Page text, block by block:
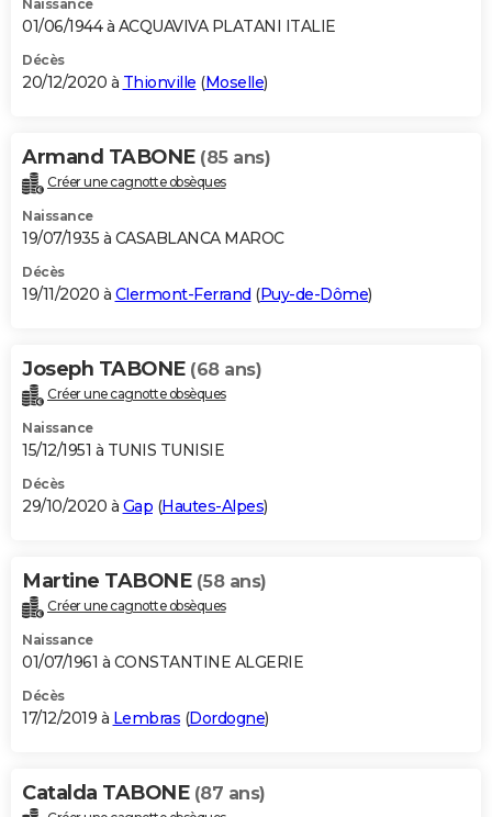
Naissance
01/06/1944 à ACQUAVIVA PLATANI ITALIE
Décès
20/12/2020 à Thionville (Moselle)
Armand TABONE (85 ans)
Créer une cagnotte obsèques
Naissance
19/07/1935 à CASABLANCA MAROC
Décès
19/11/2020 à Clermont-Ferrand (Puy-de-Dôme)
Joseph TABONE (68 ans)
Créer une cagnotte obsèques
Naissance
15/12/1951 à TUNIS TUNISIE
Décès
29/10/2020 à Gap (Hautes-Alpes)
Martine TABONE (58 ans)
Créer une cagnotte obsèques
Naissance
01/07/1961 à CONSTANTINE ALGERIE
Décès
17/12/2019 à Lembras (Dordogne)
Catalda TABONE (87 ans)